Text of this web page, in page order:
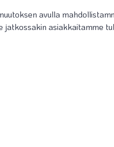
avulla
asiakkaitamme